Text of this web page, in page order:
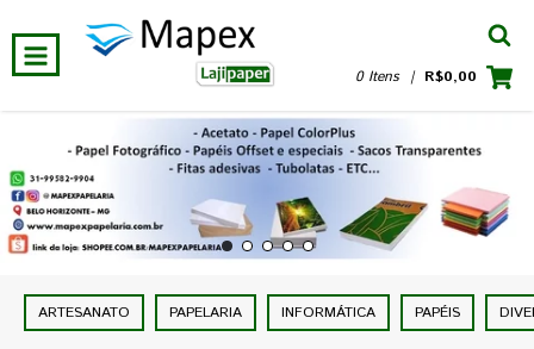
0 Itens | R$0,00
ARTESANATO PAPELARIA INFORMÁTICA PAPÉIS